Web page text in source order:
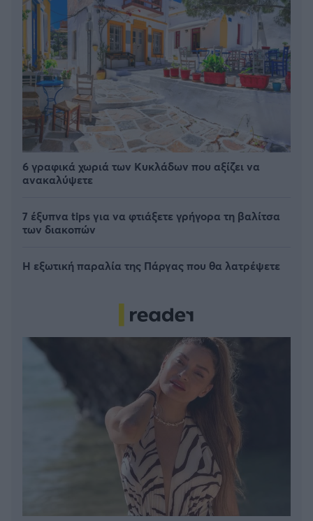
6 γραφικά χωριά των Κυκλάδων που αξίζει να
ανακαλύψετε
7 έξυπνα tips για να φτιάξετε γρήγορα τη βαλίτσα
των διακοπών
Η εξωτική παραλία της Πάργας που θα λατρέψετε